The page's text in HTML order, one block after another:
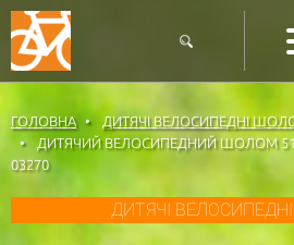
ГОЛОВНА
ДИТЯЧІ ВЕЛОСИПЕДНІ
ДИТЯЧИЙ ВЕЛОСИПЕДНИЙ ШОЛОМ
03270
ДИТЯЧІ